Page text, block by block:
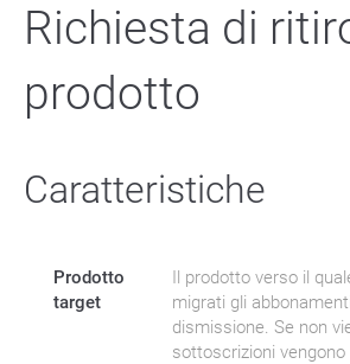
Richiesta di
prodotto
Caratteristiche
Prodotto
target
Il prodotto verso il
migrati gli
dismissione. Se non
sottoscrizioni